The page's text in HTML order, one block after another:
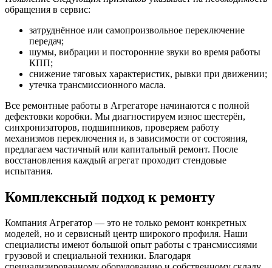
обращения в сервис:
затруднённое или самопроизвольное переключение
передач;
шумы, вибрации и посторонние звуки во время работы
КПП;
снижение тяговых характеристик, рывки при движении;
утечка трансмиссионного масла.
Все ремонтные работы в Агрегаторе начинаются с полной
дефектовки коробки. Мы диагностируем износ шестерён,
синхронизаторов, подшипников, проверяем работу
механизмов переключения и, в зависимости от состояния,
предлагаем частичный или капитальный ремонт. После
восстановления каждый агрегат проходит стендовые
испытания.
Комплексный подход к ремонту
Компания Агрегатор — это не только ремонт конкретных
моделей, но и сервисный центр широкого профиля. Наши
специалисты имеют большой опыт работы с трансмиссиями
грузовой и специальной техники. Благодаря